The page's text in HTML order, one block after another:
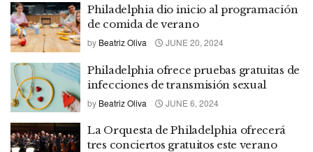
Philadelphia dio inicio al programación
de comida de verano
by Beatriz Oliva JUNE 20, 2024
Philadelphia ofrece pruebas gratuitas de
infecciones de transmisión sexual
by Beatriz Oliva JUNE 6, 2024
La Orquesta de Philadelphia ofrecerá
tres conciertos gratuitos este verano